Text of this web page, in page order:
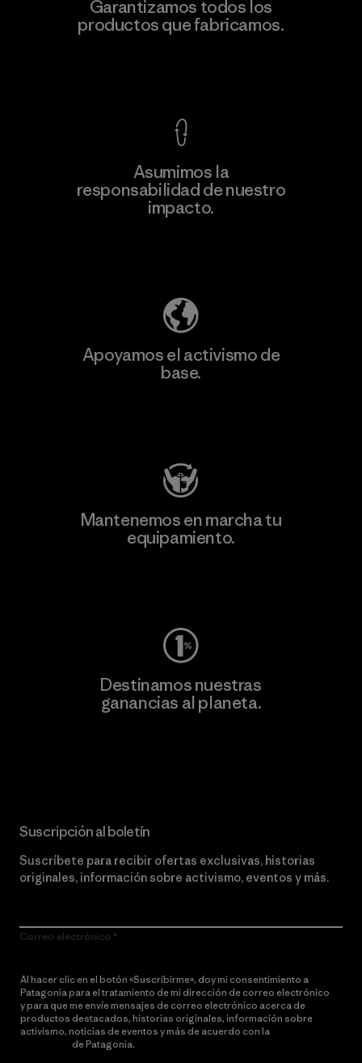
información
Khaki Divisions)
Garantizamos todos los
productos que fabricamos.
Asumimos la
responsabilidad de nuestro
impacto.
Apoyamos el activismo de
base.
Mantenemos en marcha tu
equipamiento.
Destinamos nuestras
ganancias al planeta.
Suscripción al boletín
Suscríbete para recibir ofertas exclusivas, historias
originales, información sobre activismo, eventos y más.
Correo electrónico
Al hacer clic en el botón «Suscribirme», doy mi consentimiento a
Patagonia para el tratamiento de mi dirección de correo electrónico
y para que me envíe mensajes de correo electrónico acerca de
productos destacados, historias originales, información sobre
activismo, noticias de eventos y más de acuerdo con la
de Patagonia.